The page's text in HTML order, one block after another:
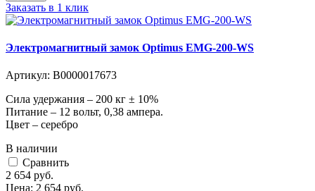
Заказать в 1 клик
Электромагнитный замок Optimus EMG-200-WS
Артикул: В0000017673
Сила удержания – 200 кг ± 10%
Питание – 12 вольт, 0,38 ампера.
Цвет – серебро
В наличии
Cравнить
2 654 руб.
Цена: 2 654 руб.